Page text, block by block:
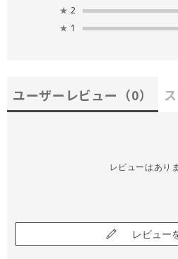
★ 2
★ 1
ユーザーレビュー （0）
レビューはあり
レビュー